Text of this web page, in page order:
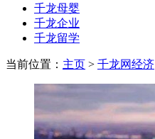
千龙母婴
千龙企业
千龙留学
当前位置： 主页 > 千龙网经济